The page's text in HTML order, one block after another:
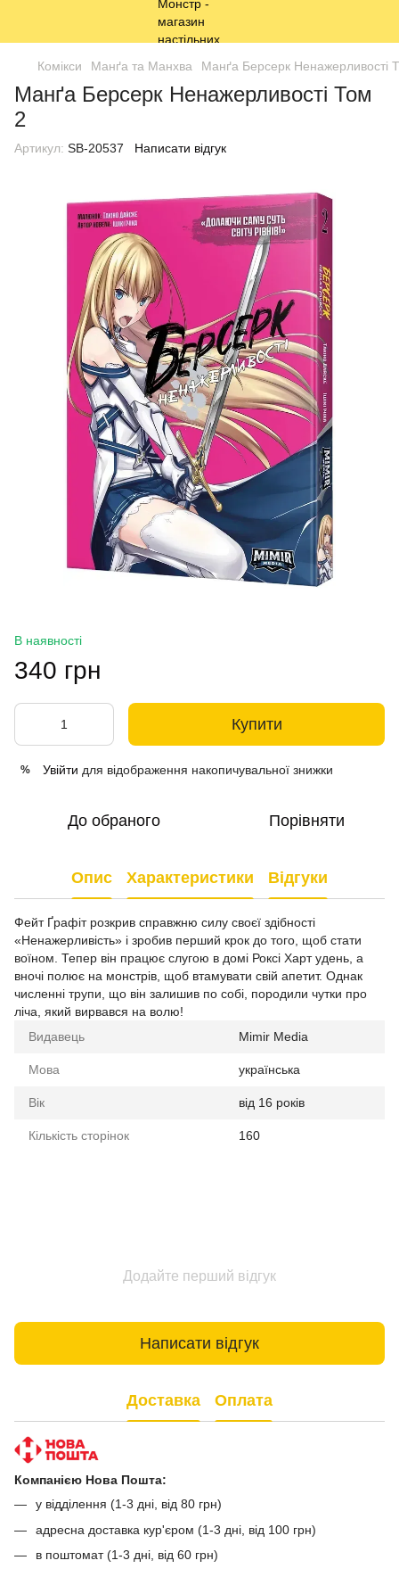
Комікси Манґа та Манхва Манґа Берсерк Ненажерливості
Манґа Берсерк Ненажерливості Том
2
Артикул: SB-20537 Написати відгук
В наявності
340 грн
Купити
% Увійти для відображення накопичувальної знижки
До обраного Порівняти
Опис Характеристики Відгуки
Фейт Ґрафіт розкрив справжню силу своєї здібності
«Ненажерливість» і зробив перший крок до того, щоб стати
воїном. Тепер він працює слугою в домі Роксі Харт удень, а
вночі полює на монстрів, щоб втамувати свій апетит. Однак
численні трупи, що він залишив по собі, породили чутки про
ліча, який вирвався на волю!
Видавець
Mimir Media
Мова українська
Вік від 16 років
Кількість сторінок 160
Додайте перший відгук
Написати відгук
Доставка Оплата
Компанією Нова Пошта:
у відділення (1-3 дні, від 80 грн)
адресна доставка кур'єром (1-3 дні, від 100 грн)
в поштомат (1-3 дні, від 60 грн)